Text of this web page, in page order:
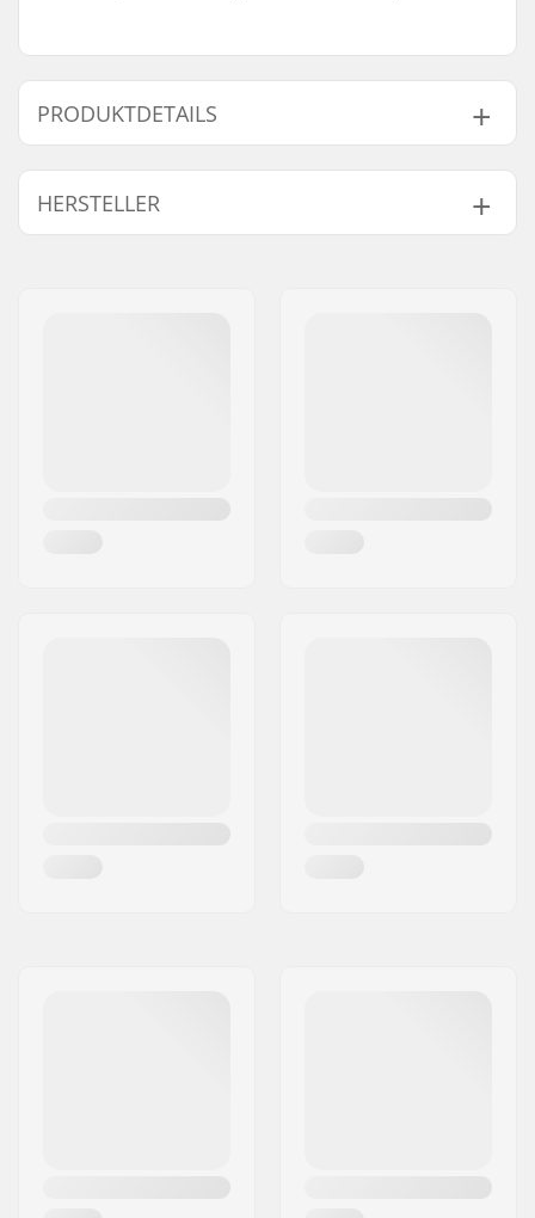
PRODUKTDETAILS
Höhe x Breite x Tiefe:
148 x 33 x 5 cm
Aktivitäten:
Exploration
HERSTELLER